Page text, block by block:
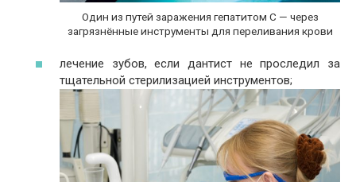
Один из путей заражения гепатитом С — через
загрязнённые инструменты для переливания крови
лечение зубов, если дантист не проследил за
тщательной стерилизацией инструментов;